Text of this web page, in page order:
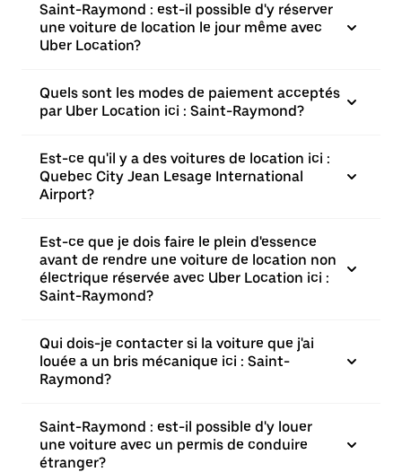
Saint-Raymond : est-il possible d'y réserver
une voiture de location le jour même avec
Uber Location?
Quels sont les modes de paiement acceptés
par Uber Location ici : Saint-Raymond?
Est-ce qu'il y a des voitures de location ici :
Quebec City Jean Lesage International
Airport?
Est-ce que je dois faire le plein d'essence
avant de rendre une voiture de location non
électrique réservée avec Uber Location ici :
Saint-Raymond?
Qui dois-je contacter si la voiture que j'ai
louée a un bris mécanique ici : Saint-
Raymond?
Saint-Raymond : est-il possible d'y louer
une voiture avec un permis de conduire
étranger?